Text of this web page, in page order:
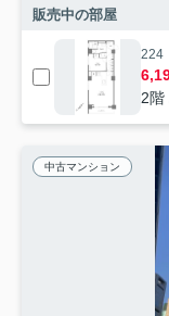
販売中の部屋
224
2階
中古マンション